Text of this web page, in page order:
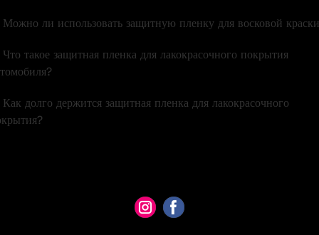
ли использовать защитную пленку для восковой
такое защитная пленка для лакокрасочного покрытия
долго держится защитная пленка для лакокрасочного